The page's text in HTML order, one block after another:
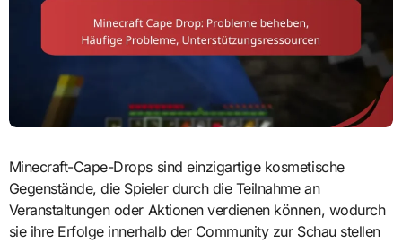
Minecraft-Cape-Drops sind einzigartige kosmetische
Gegenstände, die Spieler durch die Teilnahme an
Veranstaltungen oder Aktionen verdienen können, wodurch
sie ihre Erfolge innerhalb der Community zur Schau stellen